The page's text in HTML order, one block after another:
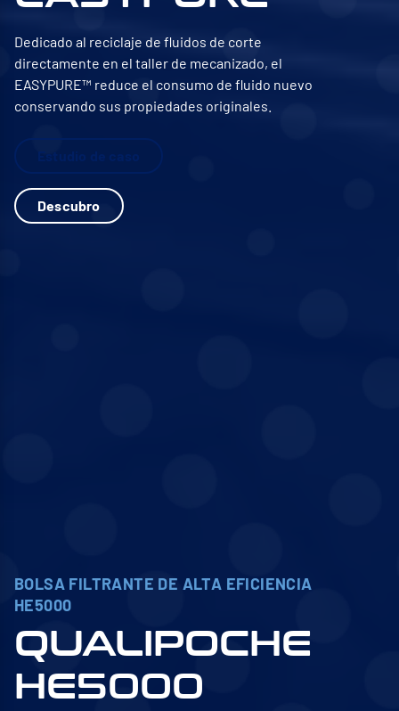
Dedicado al reciclaje de fluidos de corte
directamente en el taller de mecanizado, el
EASYPURE™ reduce el consumo de fluido nuevo
conservando sus propiedades originales.
Descubro
BOLSA FILTRANTE DE ALTA EFICIENCIA
HE5000
QUALIPOCHE
HE5000